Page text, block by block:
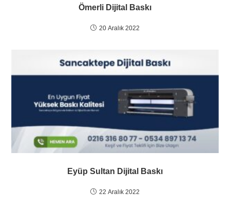
Ömerli Dijital Baskı
20 Aralık 2022
Eyüp Sultan Dijital Baskı
22 Aralık 2022